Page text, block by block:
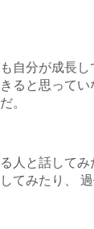
自分が成長
ると思ってい
。
人と話して
てみたり、